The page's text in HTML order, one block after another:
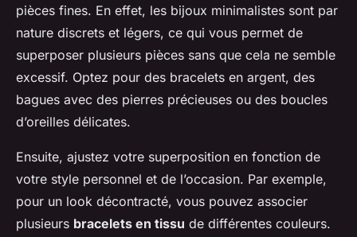
pièces fines. En effet, les bijoux minimalistes sont par
nature discrets et légers, ce qui vous permet de
superposer plusieurs pièces sans que cela ne semble
excessif. Optez pour des bracelets en argent, des
bagues avec des pierres précieuses ou des boucles
d’oreilles délicates.
Ensuite, ajustez votre superposition en fonction de
votre style personnel et de l’occasion. Par exemple,
pour un look décontracté, vous pouvez associer
plusieurs bracelets en tissu de différentes couleurs.